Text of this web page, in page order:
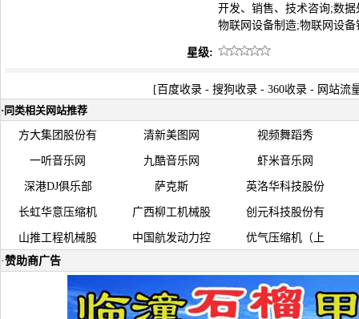
开发、销售、技术咨询;数
物联网设备制造;物联网设
星级:
[ 百度收录 - 搜狗收录 - 360收录 - 网站流
· 同类相关网站推荐
方大集团股份有 清新美图网 视频舞蹈秀
一听音乐网 九酷音乐网 虾米音乐网
深港DJ俱乐部 萨克斯 英洛华科技股份
长虹华意压缩机 广西柳工机械股 创元科技股份有
山推工程机械股 中国航发动力控
优气压缩机（上
·赞助商广告